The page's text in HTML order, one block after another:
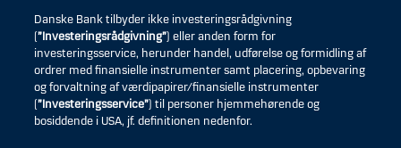
Danske Bank tilbyder ikke investeringsrådgivning
(”Investeringsrådgivning”) eller anden form for
investeringsservice, herunder handel, udførelse og formidling af
ordrer med finansielle instrumenter samt placering, opbevaring
og forvaltning af værdipapirer/finansielle instrumenter
(”Investeringsservice”) til personer hjemmehørende og
bosiddende i USA, jf. definitionen nedenfor.